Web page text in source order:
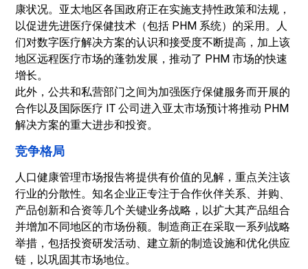
康状况。亚太地区各国政府正在实施支持性政策和法规，
以促进先进医疗保健技术（包括 PHM 系统）的采用。人
们对数字医疗解决方案的认识和接受度不断提高，加上该
地区远程医疗市场的蓬勃发展，推动了 PHM 市场的快速
增长。
此外，公共和私营部门之间为加强医疗保健服务而开展的
合作以及国际医疗 IT 公司进入亚太市场预计将推动 PHM
解决方案的重大进步和投资。
竞争格局
人口健康管理市场报告将提供有价值的见解，重点关注该
行业的分散性。知名企业正专注于合作伙伴关系、并购、
产品创新和合资等几个关键业务战略，以扩大其产品组合
并增加不同地区的市场份额。制造商正在采取一系列战略
举措，包括投资研发活动、建立新的制造设施和优化供应
链，以巩固其市场地位。